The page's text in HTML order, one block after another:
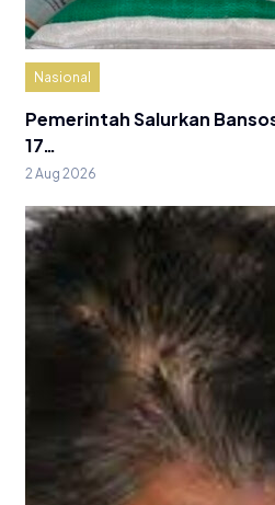
Nasional
Pemerintah Salurkan
17…
2 Aug 2026